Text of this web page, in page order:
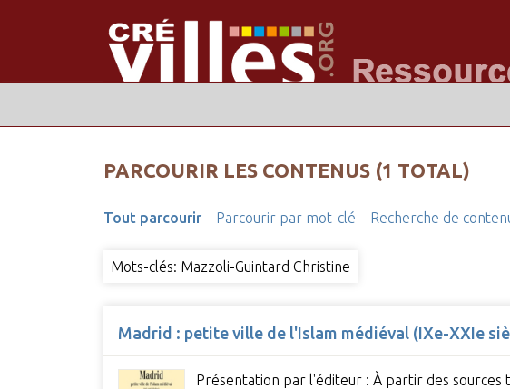
PARCOURIR LES CONTENUS (1 TOTAL)
Tout parcourir Parcourir par mot-clé Recherche de
Mots-clés: Mazzoli-Guintard Christine
Madrid : petite ville de l'Islam médiéval (IXe-XXIe
Présentation par l'éditeur : À partir des sources